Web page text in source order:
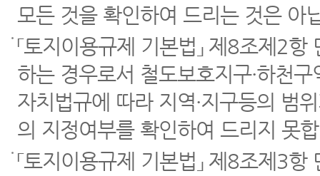
모든 것을 확인하여 드리는 것은 아
「토지이용규제 기본법」 제8조제2
하는 경우로서 철도보호지구·하천
자치법규에 따라 지역·지구등의 범
의 지정여부를 확인하여 드리지 못
「토지이용규제 기본법」 제8조제3